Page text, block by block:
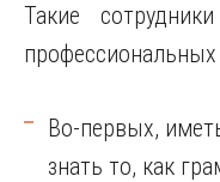
Такие
профессиональных
Во-первых,
знать то, как